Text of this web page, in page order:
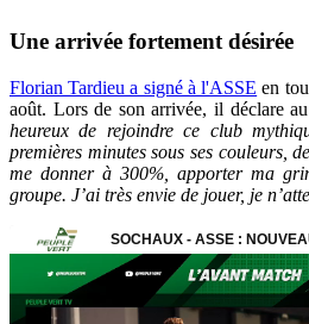
Une arrivée fortement désirée
Florian Tardieu a signé à l'ASSE en
août. Lors de son arrivée, il déclare
heureux de rejoindre ce club
premières minutes sous ses couleurs,
me donner à 300%, apporter ma
groupe. J’ai très envie de jouer, je